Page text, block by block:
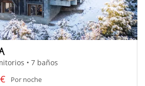
• 7 baños
Por noche